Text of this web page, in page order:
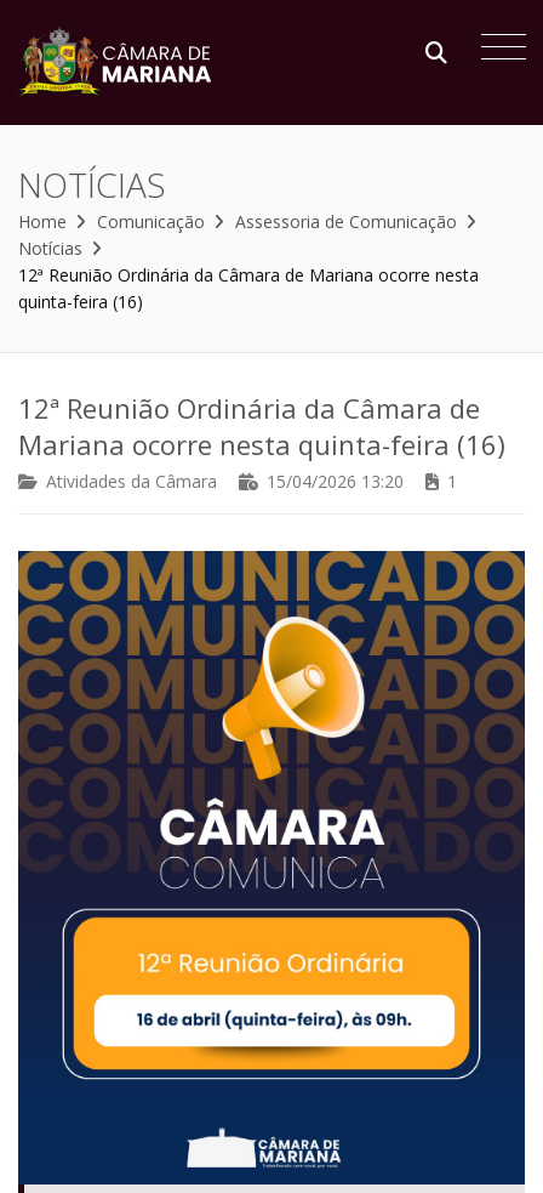
NOTÍCIAS
Home Comunicação
Assessoria de Comunicação
Notícias
12ª Reunião Ordinária da Câmara de Mariana ocorre nesta
quinta-feira (16)
12ª Reunião Ordinária da Câmara de
Mariana ocorre nesta quinta-feira (16)
Atividades da Câmara 15/04/2026 13:20 1